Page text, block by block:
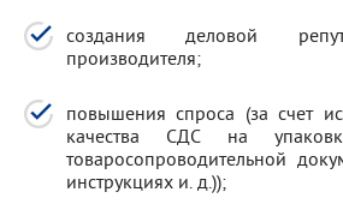
создания деловой
производителя;
повышения спроса (за счет
качества СДС на
товаросопроводительной
инструкциях и. д.));